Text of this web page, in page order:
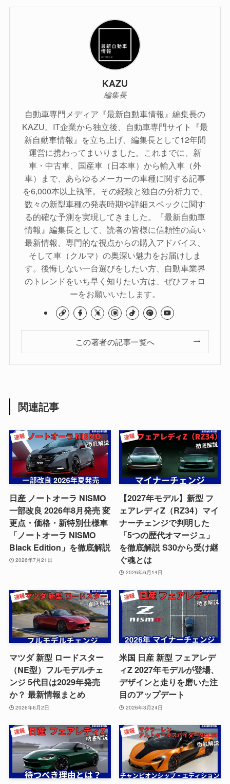
KAZU
編集長
自動車専門メディア『最新自動車情報』編集長の
KAZU。IT企業から独立後、自動車専門サイト『最
新自動車情報』を立ち上げ、編集長として12年間
運営に携わってまいりました。これまでに、新
車・中古車、国産車（日本車）から輸入車（外
車）まで、あらゆるメーカーの車種に関する記事
を6,000本以上執筆。その経験と独自の分析力で、
数々の新型車種の発表時期や詳細スペックに関す
る的確な予測を実現してきました。『最新自動車
情報』編集長として、読者の皆様に信頼性の高い
最新情報、専門的な視点からの購入アドバイス、
そして車（クルマ）の奥深い魅力をお届けしま
す。後悔しない一台選びをしたい方、自動車業界
のトレンドをいち早く知りたい方は、ぜひフォロ
ーをお願いいたします。
この著者の記事一覧へ
関連記事
日産 ノートオーラ NISMO
一部改良 2026年8月発売 変
更点・価格・新特別仕様車
「ノートオーラ NISMO
Black Edition」を徹底解説
2026年7月21日
【2027年モデル】新型 フ
ェアレディZ（RZ34）マイ
ナーチェンジで判明した
「5つの歴代オマージュ」
を徹底解説 S30から受け継
ぐ魂とは
2026年6月14日
マツダ 新型 ロードスター
（NE型）フルモデルチェ
ンジ 5代目は2029年発売
か？ 最新情報まとめ
2026年6月2日
米国 日産 新型 フェアレデ
ィZ 2027年モデルが登場、
デザインと走りを磨いた注
目のアップデート
2026年3月24日